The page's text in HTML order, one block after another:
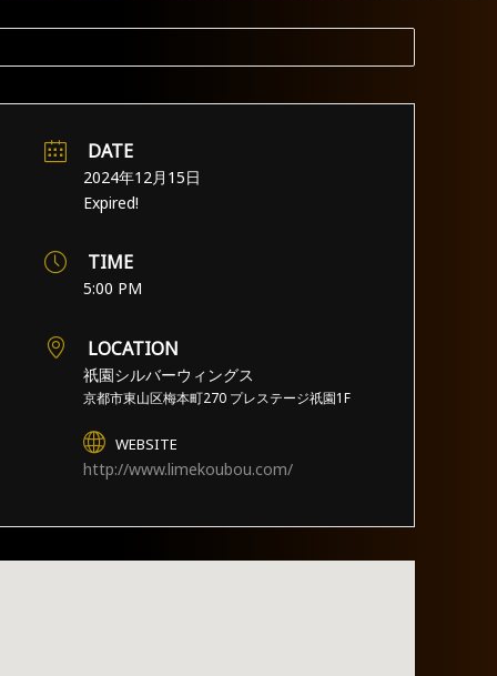
DATE
2024年12月15日
Expired!
TIME
5:00 PM
LOCATION
祇園シルバーウィングス
京都市東山区梅本町270 プレステージ祇園1F
WEBSITE
http://www.limekoubou.com/